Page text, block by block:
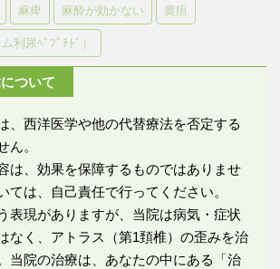
麻痺 麻酔が効かない 黄疸
利尿ﾍﾟﾌﾟﾁﾄﾞ）
ついて
、西洋医学や他の代替療法を否定する
ん。
は、効果を保障するものではありませ
ては、自己責任で行ってください。
表現がありますが、当院は病気・症状
なく、アトラス（第1頚椎）の歪みを治
当院の治療は、あなたの中にある「治